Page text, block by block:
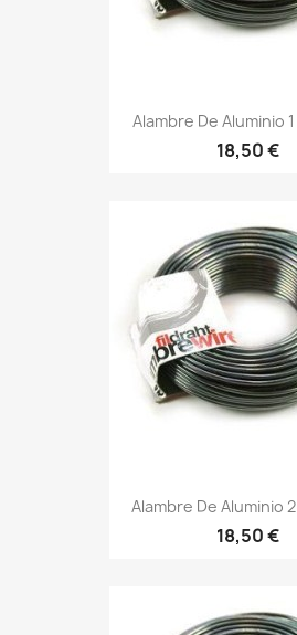
Alambre De Aluminio
18,50 €
Alambre De Aluminio
18,50 €